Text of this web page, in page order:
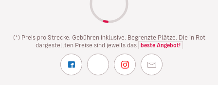
(*) Preis pro Strecke, Gebühren inklusive. Begrenzte Plätze. Die in Rot
dargestellten Preise sind jeweils das
beste Angebot!